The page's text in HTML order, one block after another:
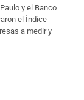
y el Banco
el Índice
a medir y